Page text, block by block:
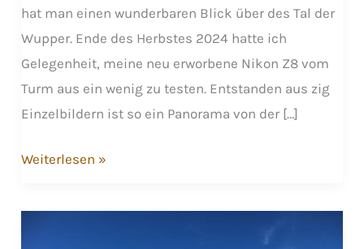
hat man einen wunderbaren Blick über des Tal der
Wupper. Ende des Herbstes 2024 hatte ich
Gelegenheit, meine neu erworbene Nikon Z8 vom
Turm aus ein wenig zu testen. Entstanden aus zig
Einzelbildern ist so ein Panorama von der […]
Das
Tal
Weiterlesen »